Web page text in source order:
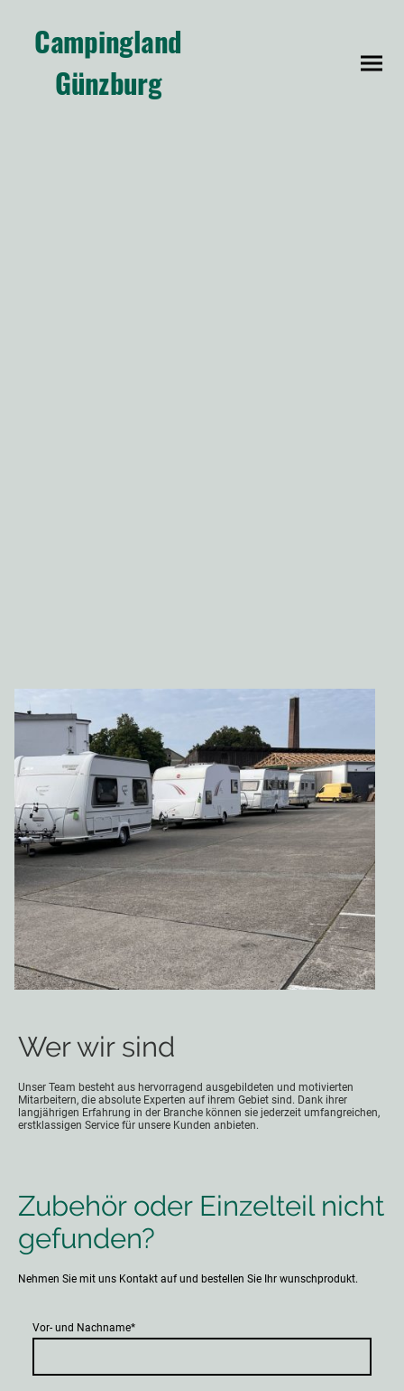
Campingland
Günzburg
Wer wir sind
Unser Team besteht aus hervorragend ausgebildeten und motivierten
Mitarbeitern, die absolute Experten auf ihrem Gebiet sind. Dank ihrer
langjährigen Erfahrung in der Branche können sie jederzeit umfangreichen,
erstklassigen Service für unsere Kunden anbieten.
Zubehör oder Einzelteil nicht
gefunden?
Nehmen Sie mit uns Kontakt auf und bestellen Sie Ihr wunschprodukt.
Vor- und Nachname*